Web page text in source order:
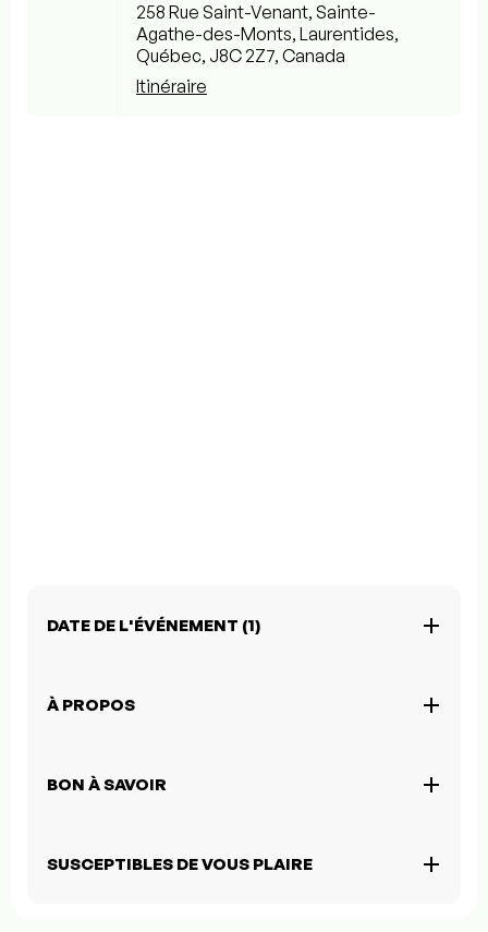
258 Rue Saint-Venant, Sainte-
Agathe-des-Monts, Laurentides,
Québec, J8C 2Z7, Canada
Itinéraire
DATE DE L'ÉVÉNEMENT (1)
À PROPOS
BON À SAVOIR
SUSCEPTIBLES DE VOUS PLAIRE